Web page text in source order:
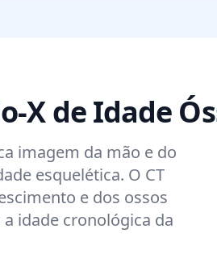
X de Idade
imagem da mão e do
esquelética. O CT
e dos ossos
idade cronológica da